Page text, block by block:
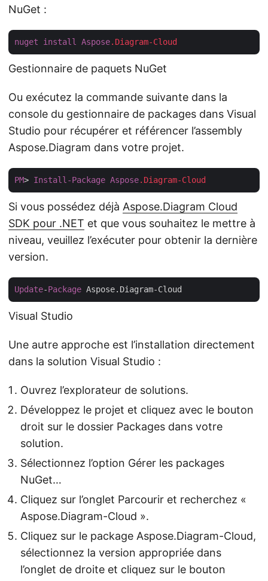
NuGet :
nuget install Aspose.Diagram-Cloud
Gestionnaire de paquets NuGet
Ou exécutez la commande suivante dans la
console du gestionnaire de packages dans Visual
Studio pour récupérer et référencer l’assembly
Aspose.Diagram dans votre projet.
PM> Install-Package Aspose.Diagram-Cloud
Si vous possédez déjà Aspose.Diagram Cloud
SDK pour .NET et que vous souhaitez le mettre à
niveau, veuillez l’exécuter pour obtenir la dernière
version.
Update-Package
Visual Studio
Une autre approche est l’installation directement
dans la solution Visual Studio :
Ouvrez l’explorateur de solutions.
Développez le projet et cliquez avec le bouton
droit sur le dossier Packages dans votre
solution.
Sélectionnez l’option Gérer les packages
NuGet…
Cliquez sur l’onglet Parcourir et recherchez «
Aspose.Diagram-Cloud ».
Cliquez sur le package Aspose.Diagram-Cloud,
sélectionnez la version appropriée dans
l’onglet de droite et cliquez sur le bouton